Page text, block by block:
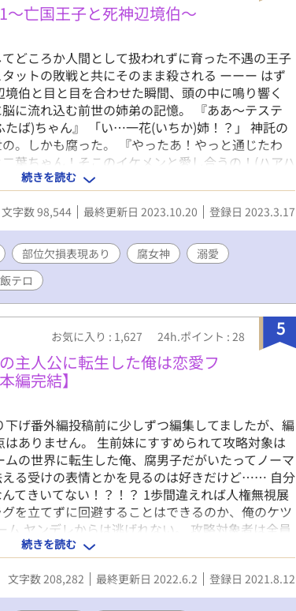
亡国王子と死神辺境伯〜
どころか人間として扱われずに育った不遇の王子
ットの敗戦と共にそのまま殺される ーーー はず
伯と目と目を合わせた瞬間、頭の中に鳴り響く
に流れ込む前世の姉弟の記憶。 『ああ〜テステ
たば)ちゃん』 「い…一花(いちか)姉！？」 神託の
。しかも腐った。 『やったあ！やっと通じたわ
葉ちゃん！そこのイケメンと愛し合うの！(ハアハ
ええええ！？)」 その頃、死神辺境伯は初めての
の可愛い生き物……！？」 そして始まる辺境で
どうしてこうなった！？ サイコパス気味スパダリ旦
(ふじょしん)の腐女神による腐女神のためのボー
です。 ****************************************
＊エール、
しおり本当にありがとうございます！励みになり
と修正します。 ＊割と軽いノリで人が死んだりし
ゼロです。 ＊残酷な表現や虐待などの表現があり
、登場人物たちは至って普通に過ごしています。
お願いします。 ＊エロ薄味。裏では毎日子作りして
いますが作者がアレなのでハッピーエンドではな
続きを読む
文字数 98,544 最終更新日 2023.10.20 登録日 2023.3.17
部位欠損表現あり 腐女神
溺愛
飯テロ
5
お気に入り : 1,627 24h.ポイント : 28
主人公に転生した俺は恋愛フ
編完結】
げ番外編投稿前に少しずつ編集してましたが、編
ありません。 生前妹にすすめられて攻略対象は
の世界に転生した俺、腐男子だがいたってノーマ
える受けの表情とかを見るのは好きだけど…… 自分
てきいてない！？！？ 1歩間違えれば人権無視展
を立てずに回避することはできるのか、俺のケツ
ム ヤンデレからは逃げれない。 攻略対象者は全員
して無事ハッピーエンドを迎えることはできるのか
ラに聞けば現在のヤンデレゲージをたしかめるこ
あってヤンデレゲージがたまると内容が変わるのも
続きを読む
文字数 208,282 最終更新日 2022.6.2 登録日 2021.8.12